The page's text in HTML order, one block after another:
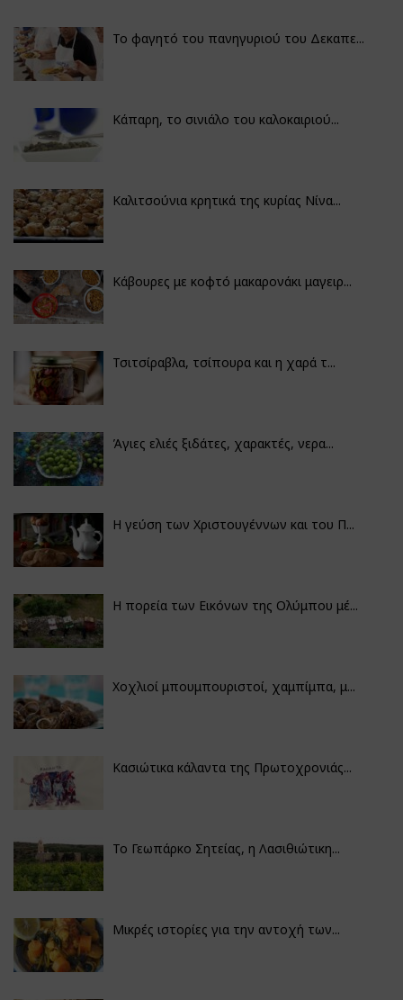
Το φαγητό του πανηγυριού του Δεκαπε...
Κάπαρη, το σινιάλο του καλοκαιριού...
Καλιτσούνια κρητικά της κυρίας Νίνα...
Κάβουρες με κοφτό μακαρονάκι μαγειρ...
Τσιτσίραβλα, τσίπουρα και η χαρά τ...
Άγιες ελιές ξιδάτες, χαρακτές, νερα...
Η γεύση των Χριστουγέννων και του Π...
Η πορεία των Εικόνων της Ολύμπου μέ...
Χοχλιοί μπουμπουριστοί, χαμπίμπα, μ...
Κασιώτικα κάλαντα της Πρωτοχρονιάς...
Το Γεωπάρκο Σητείας, η Λασιθιώτικη...
Μικρές ιστορίες για την αντοχή των...